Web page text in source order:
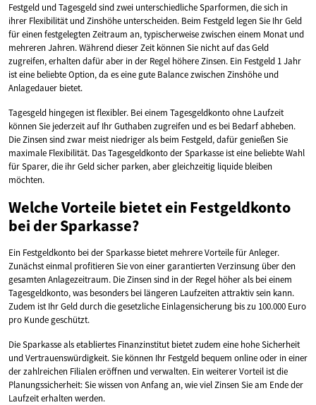
Festgeld und Tagesgeld sind zwei unterschiedliche Sparformen, die sich in
ihrer Flexibilität und Zinshöhe unterscheiden. Beim Festgeld legen Sie Ihr Geld
für einen festgelegten Zeitraum an, typischerweise zwischen einem Monat und
mehreren Jahren. Während dieser Zeit können Sie nicht auf das Geld
zugreifen, erhalten dafür aber in der Regel höhere Zinsen. Ein Festgeld 1 Jahr
ist eine beliebte Option, da es eine gute Balance zwischen Zinshöhe und
Anlagedauer bietet.
Tagesgeld hingegen ist flexibler. Bei einem Tagesgeldkonto ohne Laufzeit
können Sie jederzeit auf Ihr Guthaben zugreifen und es bei Bedarf abheben.
Die Zinsen sind zwar meist niedriger als beim Festgeld, dafür genießen Sie
maximale Flexibilität. Das Tagesgeldkonto der Sparkasse ist eine beliebte Wahl
für Sparer, die ihr Geld sicher parken, aber gleichzeitig liquide bleiben
möchten.
Welche Vorteile bietet ein Festgeldkonto
bei der Sparkasse?
Ein Festgeldkonto bei der Sparkasse bietet mehrere Vorteile für Anleger.
Zunächst einmal profitieren Sie von einer garantierten Verzinsung über den
gesamten Anlagezeitraum. Die Zinsen sind in der Regel höher als bei einem
Tagesgeldkonto, was besonders bei längeren Laufzeiten attraktiv sein kann.
Zudem ist Ihr Geld durch die gesetzliche Einlagensicherung bis zu 100.000 Euro
pro Kunde geschützt.
Die Sparkasse als etabliertes Finanzinstitut bietet zudem eine hohe Sicherheit
und Vertrauenswürdigkeit. Sie können Ihr Festgeld bequem online oder in einer
der zahlreichen Filialen eröffnen und verwalten. Ein weiterer Vorteil ist die
Planungssicherheit: Sie wissen von Anfang an, wie viel Zinsen Sie am Ende der
Laufzeit erhalten werden.